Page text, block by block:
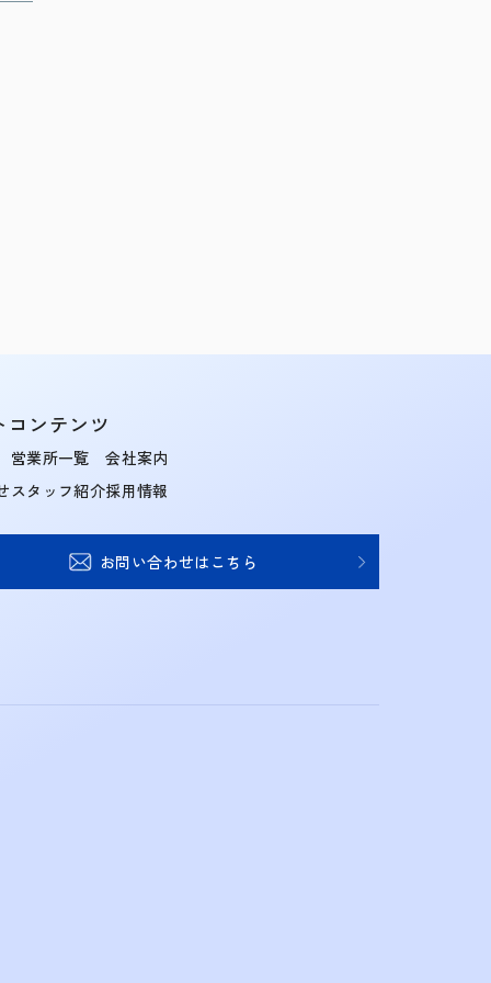
コンテンツ
営業所一覧
スタッフ紹介
会社案内
採用情報
お問い合わせはこちら